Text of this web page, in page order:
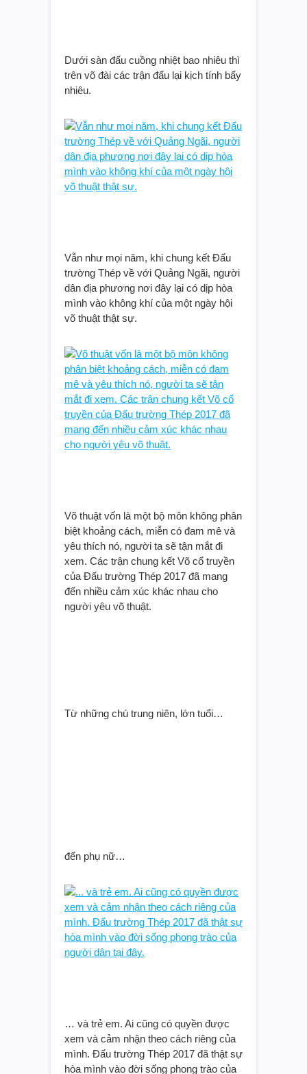
Dưới sàn đấu cuồng nhiệt bao nhiêu thì
trên võ đài các trận đấu lại kịch tính bấy
nhiêu.
Vẫn như mọi năm, khi chung kết Đấu
trường Thép về với Quảng Ngãi, người
dân địa phương nơi đây lại có dịp hòa
mình vào không khí của một ngày hội
võ thuật thật sự.
Võ thuật vốn là một bộ môn không phân
biệt khoảng cách, miễn có đam mê và
yêu thích nó, người ta sẽ tận mắt đi
xem. Các trận chung kết Võ cổ truyền
của Đấu trường Thép 2017 đã mang
đến nhiều cảm xúc khác nhau cho
người yêu võ thuật.
Từ những chú trung niên, lớn tuổi…
đến phụ nữ…
… và trẻ em. Ai cũng có quyền được
xem và cảm nhận theo cách riêng của
mình. Đấu trường Thép 2017 đã thật sự
hòa mình vào đời sống phong trào của